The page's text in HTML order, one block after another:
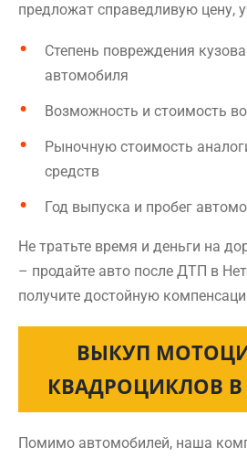
предложат справедливую цену,
Степень повреждения
автомобиля
Возможность и стоимость
Рыночную стоимость
средств
Год выпуска и пробег
Не тратьте время и деньги на
– продайте авто после ДТП в
получите достойную
ВЫКУП
КВАДРОЦИКЛОВ
Помимо автомобилей, наша